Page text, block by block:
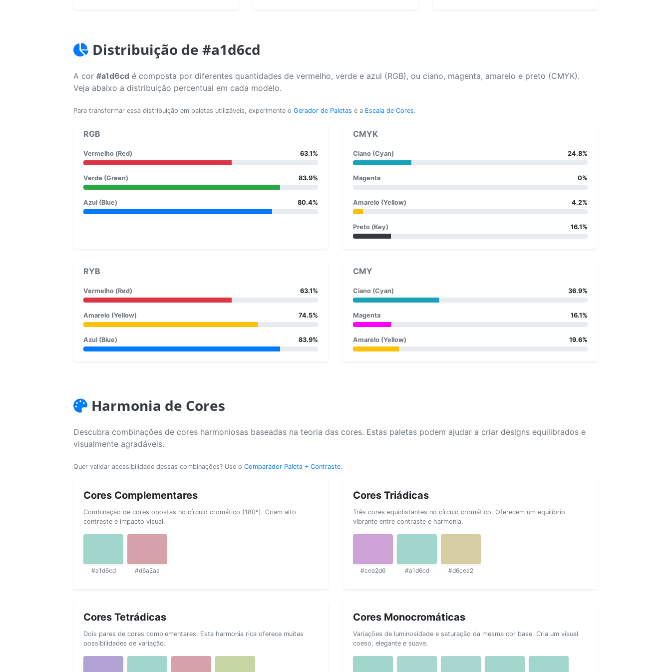
Distribuição de #a1d6cd
A cor #a1d6cd é composta por diferentes quantidades de vermelho, verde e azul (RGB), ou ciano, magenta, amarelo e preto (CMYK).
Veja abaixo a distribuição percentual em cada modelo.
Para transformar essa distribuição em paletas utilizáveis, experimente o Gerador de Paletas e a Escala de Cores.
RGB
Vermelho (Red) 63.1%
Verde (Green) 83.9%
Azul (Blue) 80.4%
CMYK
Ciano (Cyan) 24.8%
Magenta 0%
Amarelo (Yellow) 4.2%
Preto (Key) 16.1%
RYB
Vermelho (Red) 63.1%
Amarelo (Yellow) 74.5%
Azul (Blue) 83.9%
CMY
Ciano (Cyan) 36.9%
Magenta 16.1%
Amarelo (Yellow) 19.6%
Harmonia de Cores
Descubra combinações de cores harmoniosas baseadas na teoria das cores. Estas paletas podem ajudar a criar designs equilibrados e
visualmente agradáveis.
Quer validar acessibilidade dessas combinações? Use o Comparador Paleta + Contraste.
Cores Complementares
Combinação de cores opostas no círculo cromático (180º). Criam alto
contraste e impacto visual.
#a1d6cd #d6a2aa
Cores Triádicas
Três cores equidistantes no círculo cromático. Oferecem um equilíbrio
vibrante entre contraste e harmonia.
#cea2d6 #a1d6cd #d6cea2
Cores Tetrádicas
Dois pares de cores complementares. Esta harmonia rica oferece muitas
possibilidades de variação.
Cores Monocromáticas
Variações de luminosidade e saturação da mesma cor base. Cria um visual
coeso, elegante e suave.